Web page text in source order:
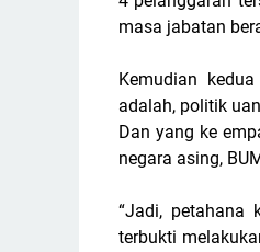
masa jabatan
Kemudian
adalah, politik
Dan yang ke
negara asing,
“Jadi, petahana
terbukti